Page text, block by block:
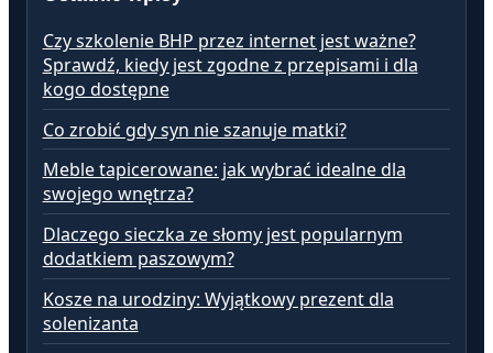
Czy szkolenie BHP przez internet jest ważne?
Sprawdź, kiedy jest zgodne z przepisami i dla
kogo dostępne
Co zrobić gdy syn nie szanuje matki?
Meble tapicerowane: jak wybrać idealne dla
swojego wnętrza?
Dlaczego sieczka ze słomy jest popularnym
dodatkiem paszowym?
Kosze na urodziny: Wyjątkowy prezent dla
solenizanta